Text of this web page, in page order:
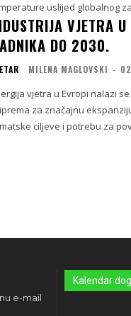
uslijed globalnog
VJETRA
DO 2030.
MILENA MAGLOVSKI -
vjetra u Evropi nalazi
za značajnu
ciljeve i potrebu za
e-mail
Kalendar